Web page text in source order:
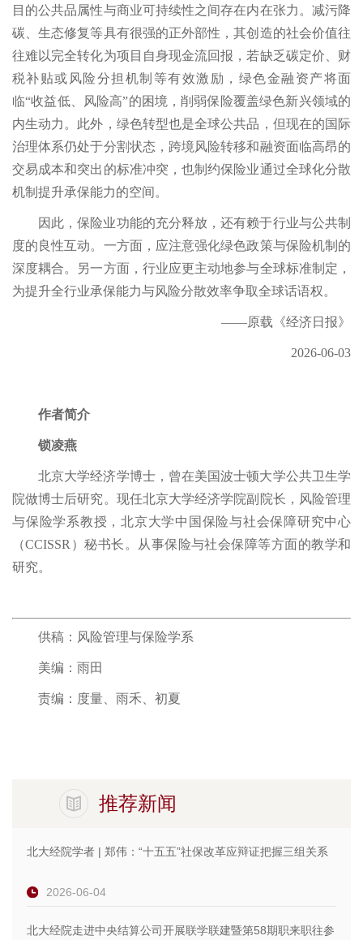
目的公共品属性与商业可持续性之间存在内在张力。减污降
碳、生态修复等具有很强的正外部性，其创造的社会价值往
往难以完全转化为项目自身现金流回报，若缺乏碳定价、财
税补贴或风险分担机制等有效激励，绿色金融资产将面
临“收益低、风险高”的困境，削弱保险覆盖绿色新兴领域的
内生动力。此外，绿色转型也是全球公共品，但现在的国际
治理体系仍处于分割状态，跨境风险转移和融资面临高昂的
交易成本和突出的标准冲突，也制约保险业通过全球化分散
机制提升承保能力的空间。
因此，保险业功能的充分释放，还有赖于行业与公共制
度的良性互动。一方面，应注意强化绿色政策与保险机制的
深度耦合。另一方面，行业应更主动地参与全球标准制定，
为提升全行业承保能力与风险分散效率争取全球话语权。
——原载《经济日报》
2026-06-03
作者简介
锁凌燕
北京大学经济学博士，曾在美国波士顿大学公共卫生学
院做博士后研究。现任北京大学经济学院副院长，风险管理
与保险学系教授，北京大学中国保险与社会保障研究中心
（CCISSR）秘书长。从事保险与社会保障等方面的教学和
研究。
供稿：风险管理与保险学系
美编：雨田
责编：度量、雨禾、初夏
推荐新闻
北大经院学者 | 郑伟：“十五五”社保改革应辩证把握三组关系
2026-06-04
北大经院走进中央结算公司开展联学联建暨第58期职来职往参